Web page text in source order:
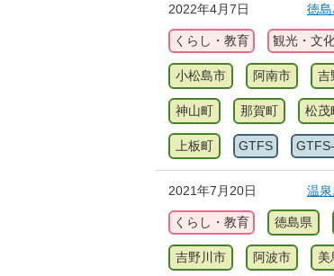
2022年4月7日 徳
くらし・教育 観光・文
小松島市 阿南市 吉
神山町 那賀町 松茂
上板町 GTFS
2021年7月20日 温
くらし・教育 徳島県
吉野川市 阿波市 美